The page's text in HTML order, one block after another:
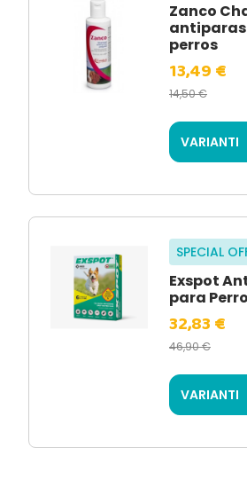
Zanco
perros
13,49 €
14,50 €
VARIANTI
SPECIAL
Exspot
para
32,83 €
46,90 €
VARIANTI